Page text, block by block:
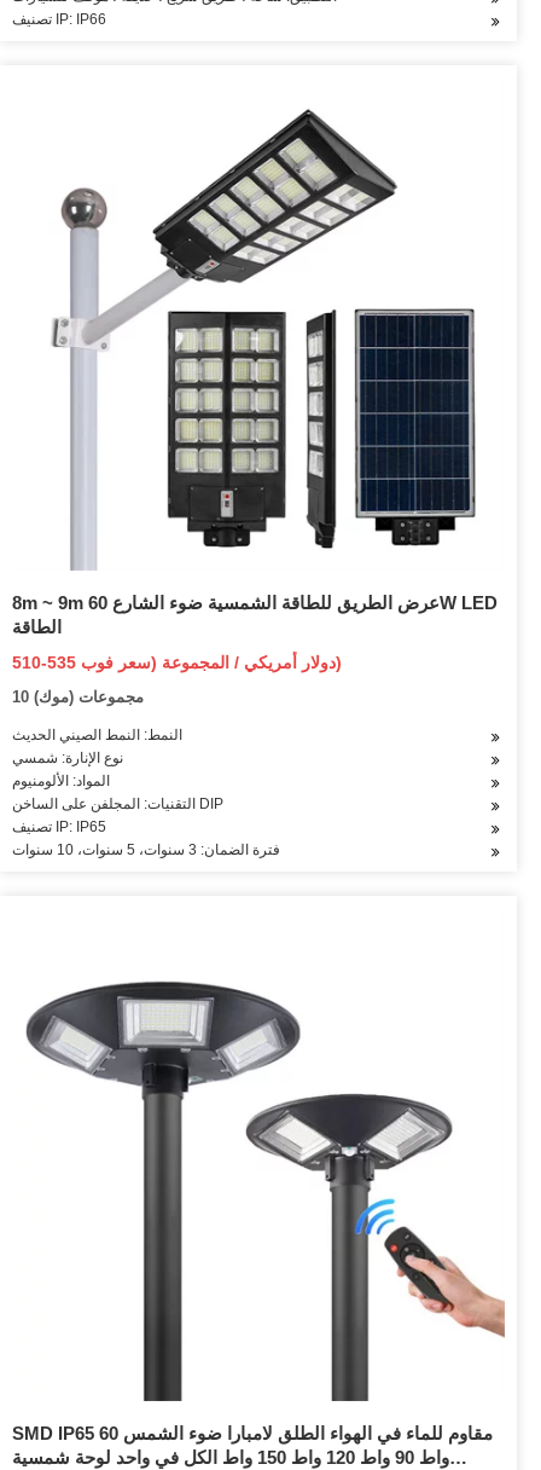
تصنيف IP: IP66
8m ~ 9m عرض الطريق للطاقة الشمسية ضوء الشارع 60W LED
الطاقة
510-535 دولار أمريكي / المجموعة (سعر فوب)
10 مجموعات (موك)
النمط: النمط الصيني الحديث
نوع الإنارة: شمسي
المواد: الألومنيوم
التقنيات: المجلفن على الساخن DIP
تصنيف IP: IP65
فترة الضمان: 3 سنوات، 5 سنوات، 10 سنوات
SMD IP65 مقاوم للماء في الهواء الطلق لامبارا ضوء الشمس 60
واط 90 واط 120 واط 150 واط الكل في واحد لوحة شمسية